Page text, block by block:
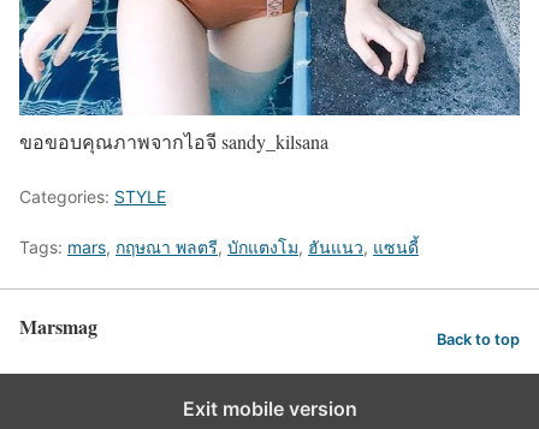
ขอขอบคุณภาพจากไอจี sandy_kilsana
Categories: STYLE
Tags: mars, กฤษณา พลตรี, บักแตงโม, ฮันแนว, แซนดี้
Marsmag Back to top
Exit mobile version